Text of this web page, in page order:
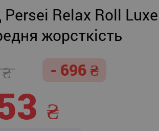
Relax Roll
жорсткість
- 696